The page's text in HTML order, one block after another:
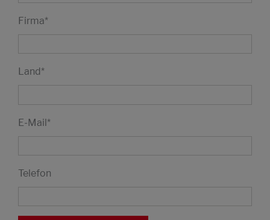
Firma*
Land*
E-Mail*
Telefon